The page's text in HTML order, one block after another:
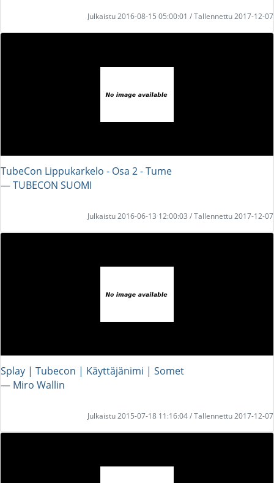
Julkaistu 2016-08-15 05:00:01 / Tallennettu 2017-12-07
TubeCon Lippukarkelo - Osa 2 - Tume
― TUBECON SUOMI
Julkaistu 2016-06-13 12:00:03 / Tallennettu 2017-12-07
Splay | Tubecon | Käyttäjänimi | Somet
― Miro Wallin
Julkaistu 2015-07-18 11:16:04 / Tallennettu 2017-12-07